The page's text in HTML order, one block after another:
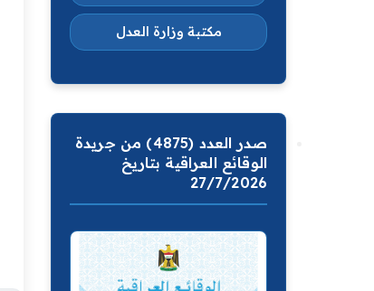
مكتبة وزارة العدل
صدر العدد (4875) من جريدة
الوقائع العراقية بتاريخ
27/7/2026